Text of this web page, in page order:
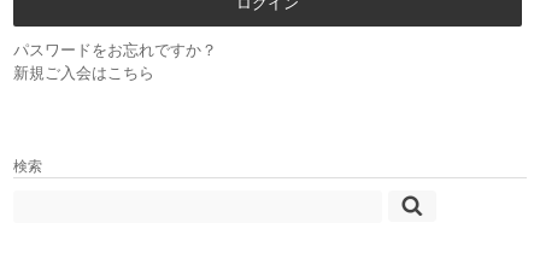
パスワードをお忘れですか？
新規ご入会はこちら
検索